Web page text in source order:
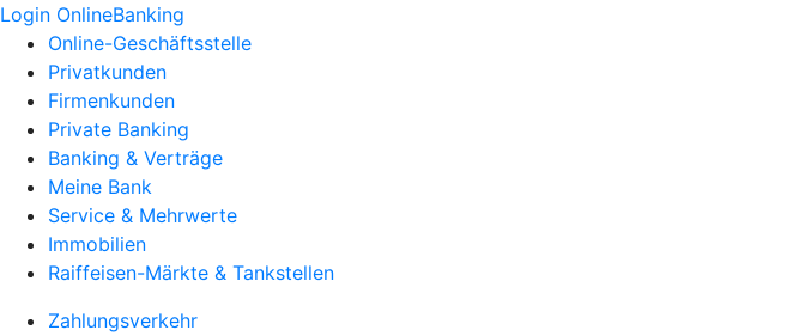
Login OnlineBanking
Online-Geschäftsstelle
Privatkunden
Firmenkunden
Private Banking
Banking & Verträge
Meine Bank
Service & Mehrwerte
Immobilien
Raiffeisen-Märkte & Tankstellen
Zahlungsverkehr